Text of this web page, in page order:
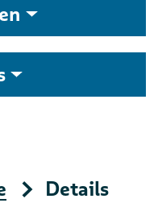
Details